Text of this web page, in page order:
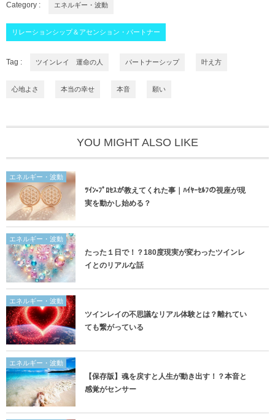
Category : エネルギー・波動
リレーションシップ＆アセンション・パートナー
Tag : ツインレイ 運命の人 パートナーシップ 叶え方
心地よさ 本当の幸せ 本音 願い
YOU MIGHT ALSO LIKE
エネルギー・波動
ﾂｲﾝ•ﾌﾟﾛｾｽが教えてくれた事｜ﾊｲﾔｰｾﾙﾌの視座が現
実を動かし始める？
エネルギー・波動
たった１日で！？180度現実が変わったツインレ
イとのリアルな話
エネルギー・波動
ツインレイの不思議なリアル体験とは？離れてい
ても繋がっている
エネルギー・波動
【保存版】魂を戻すと人生が動き出す！？本音と
感覚がセンサー